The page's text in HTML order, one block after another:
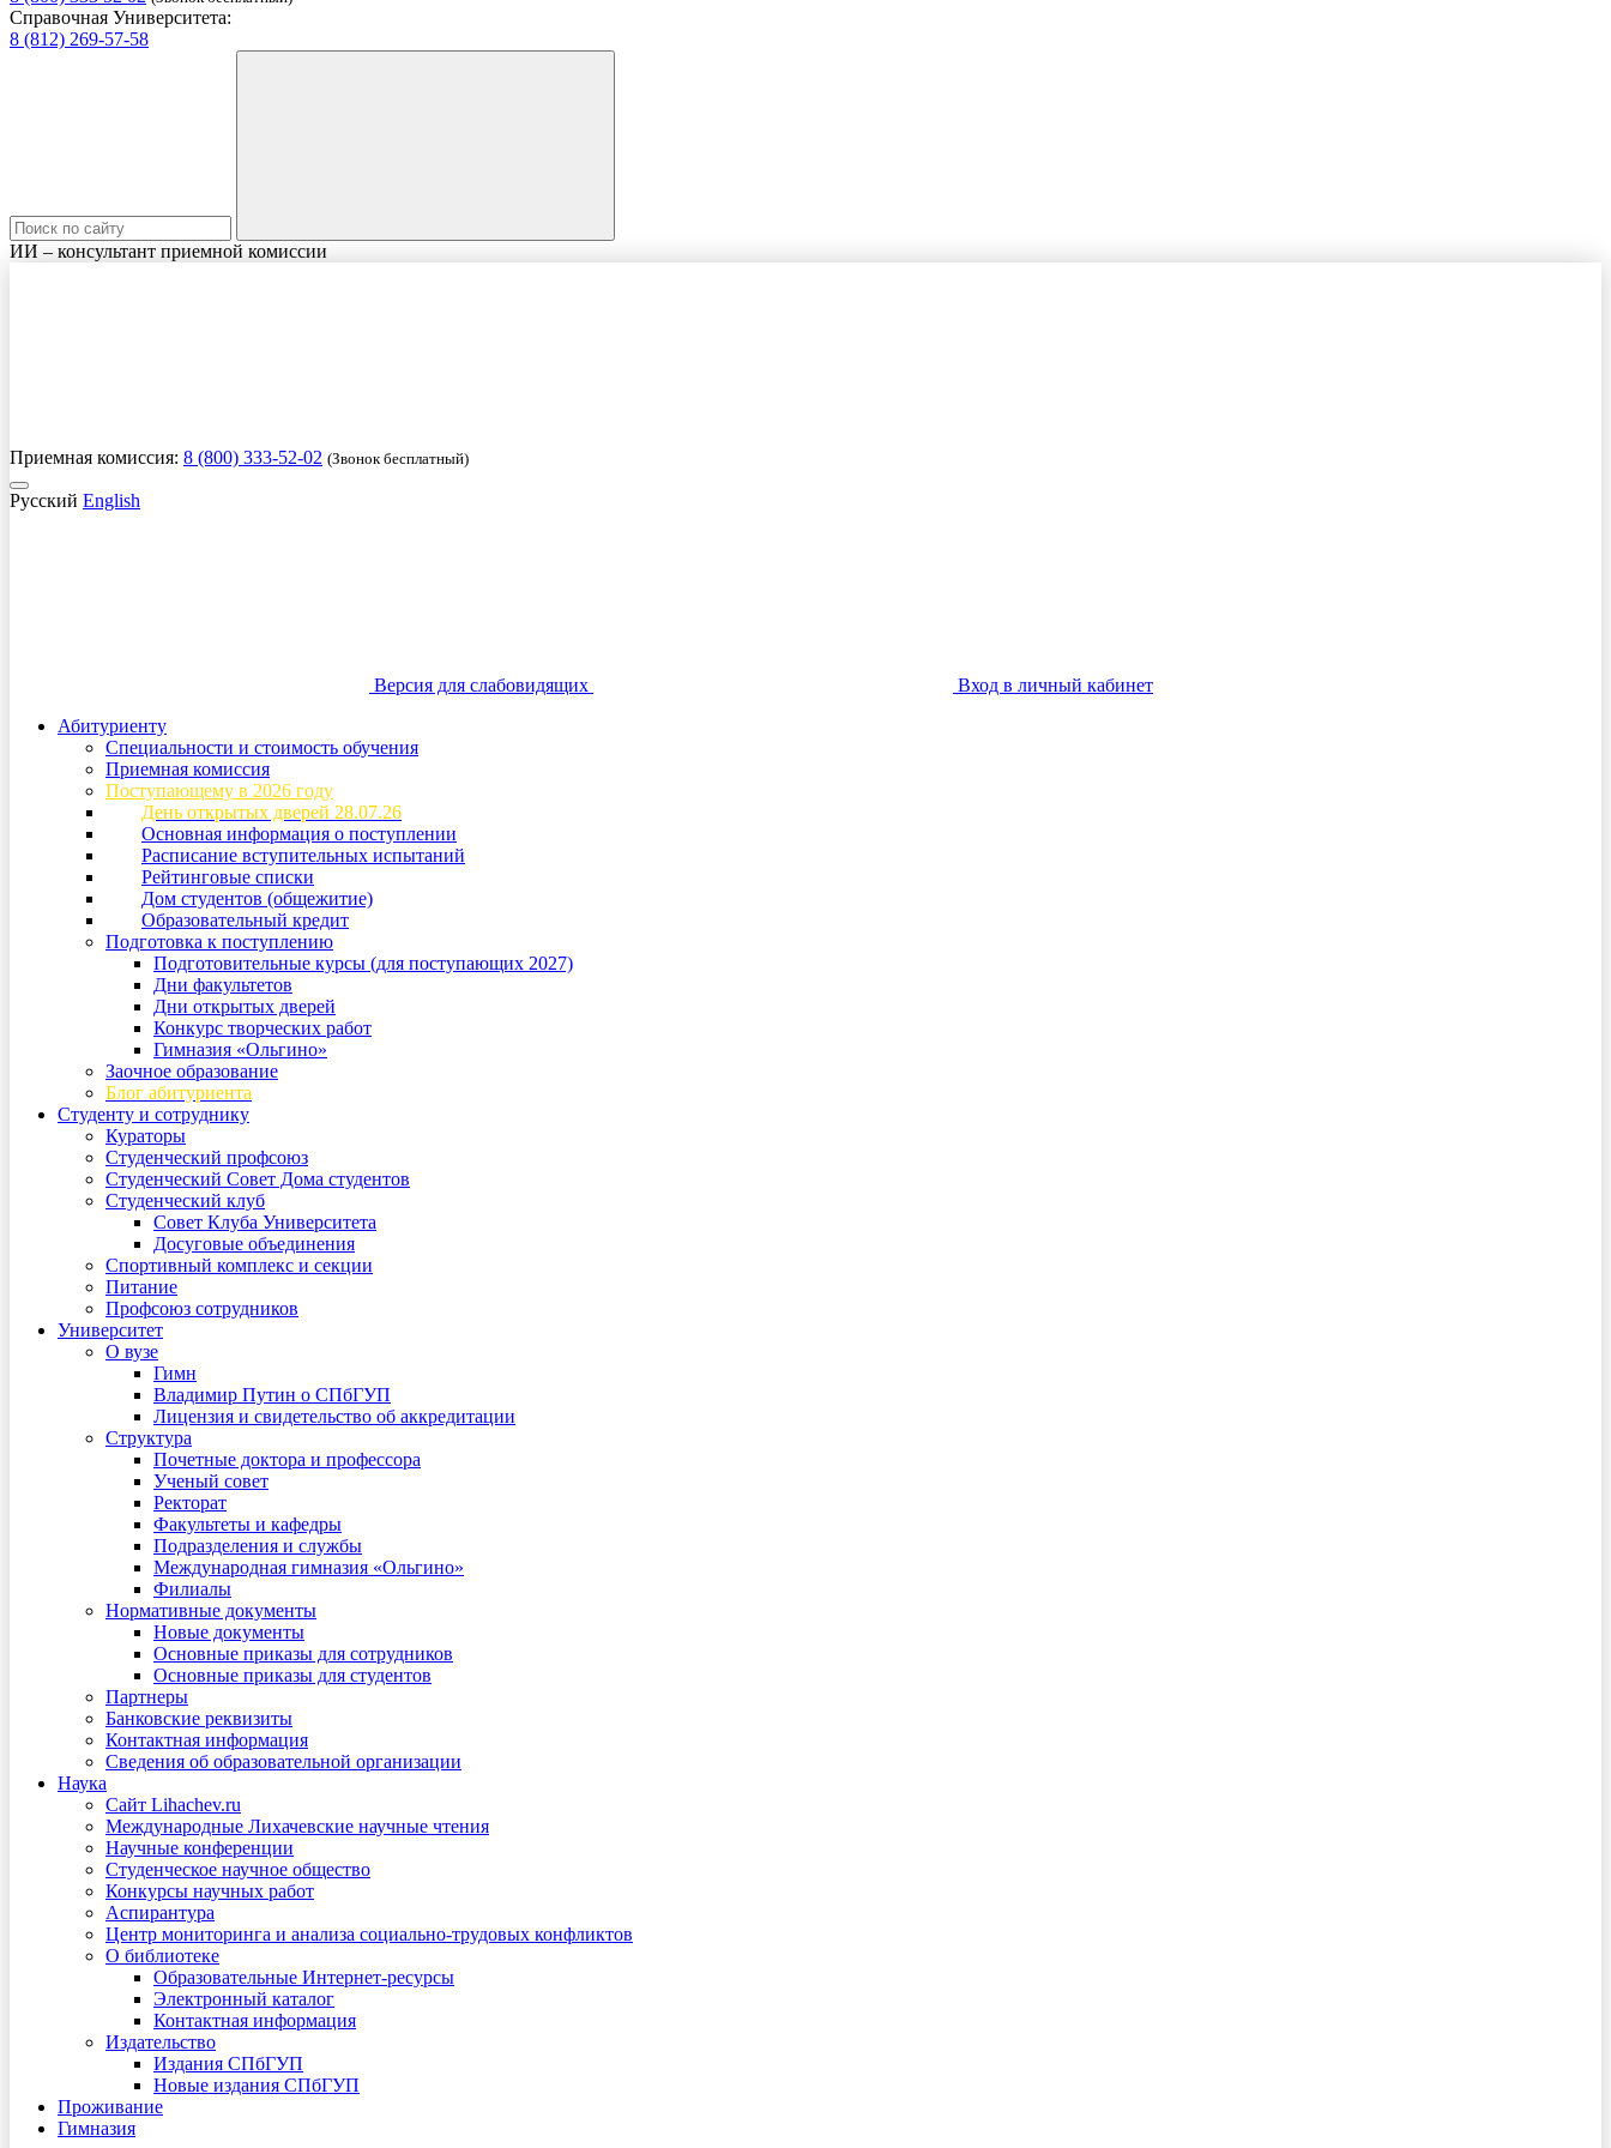
Справочная Университета:
8 (812) 269-57-58
ИИ – консультант приемной комиссии
Приемная комиссия: 8 (800) 333-52-02 (Звонок бесплатный)
Русский English
Версия для слабовидящих
Вход в личный кабинет
Абитуриенту
Специальности и стоимость обучения
Приемная комиссия
Поступающему в 2026 году
День открытых дверей 28.07.26
Основная информация о поступлении
Расписание вступительных испытаний
Рейтинговые списки
Дом студентов (общежитие)
Образовательный кредит
Подготовка к поступлению
Подготовительные курсы (для поступающих 2027)
Дни факультетов
Дни открытых дверей
Конкурс творческих работ
Гимназия «Ольгино»
Заочное образование
Блог абитуриента
Студенту и сотруднику
Кураторы
Студенческий профсоюз
Студенческий Совет Дома студентов
Студенческий клуб
Совет Клуба Университета
Досуговые объединения
Спортивный комплекс и секции
Питание
Профсоюз сотрудников
Университет
О вузе
Гимн
Владимир Путин о СПбГУП
Лицензия и свидетельство об аккредитации
Структура
Почетные доктора и профессора
Ученый совет
Ректорат
Факультеты и кафедры
Подразделения и службы
Международная гимназия «Ольгино»
Филиалы
Нормативные документы
Новые документы
Основные приказы для сотрудников
Основные приказы для студентов
Партнеры
Банковские реквизиты
Контактная информация
Сведения об образовательной организации
Наука
Сайт Lihachev.ru
Международные Лихачевские научные чтения
Научные конференции
Студенческое научное общество
Конкурсы научных работ
Аспирантура
Центр мониторинга и анализа социально-трудовых конфликтов
О библиотеке
Образовательные Интернет-ресурсы
Электронный каталог
Контактная информация
Издательство
Издания СПбГУП
Новые издания СПбГУП
Проживание
Гимназия